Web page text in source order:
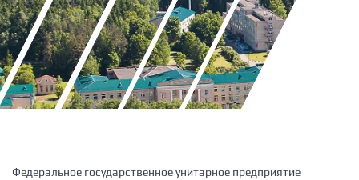
Федеральное государственное унитарное предприятие